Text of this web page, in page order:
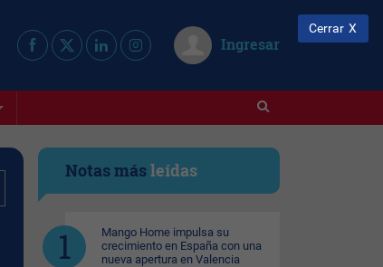
Ingresar
Notas másleídas
Mango Home impulsa su
crecimiento en España con una
nueva apertura en Valencia
Cerrar